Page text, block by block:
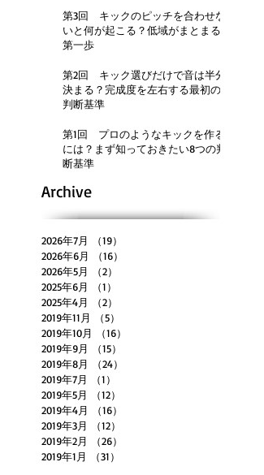
第3回 キックのピッチを合わせな
いと何が起こる？低域がまとまる
第一歩
第2回 キック選びだけで音は半分
決まる？完成度を左右する最初の
判断基準
第1回 プロのようなキックを作る
には？まず知っておきたい8つの判
断基準
Archive
2026年7月 （19）
2026年6月
（16）
2026年5月
（2）
2025年6月
（1）
2025年4月
（2）
2019年11月
（5）
2019年10月
（16）
2019年9月
（15）
2019年8月
（24）
2019年7月
（1）
2019年5月
（12）
2019年4月
（16）
2019年3月
（12）
2019年2月
（26）
2019年1月
（31）